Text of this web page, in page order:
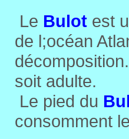
Le Bulot est
de l;océan
soit adulte.
Le pied du
consomment